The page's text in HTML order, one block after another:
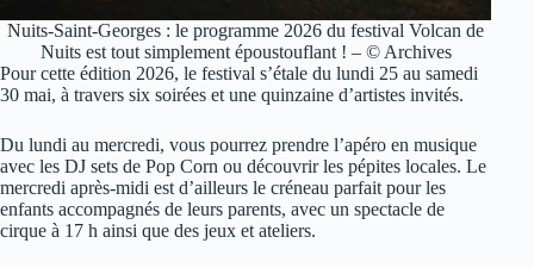
Nuits-Saint-Georges : le programme 2026 du festival Volcan de
Nuits est tout simplement époustouflant ! – © Archives
Pour cette édition 2026, le festival s’étale du lundi 25 au samedi
30 mai, à travers six soirées et une quinzaine d’artistes invités.
Du lundi au mercredi, vous pourrez prendre l’apéro en musique
avec les DJ sets de Pop Corn ou découvrir les pépites locales. Le
mercredi après-midi est d’ailleurs le créneau parfait pour les
enfants accompagnés de leurs parents, avec un spectacle de
cirque à 17 h ainsi que des jeux et ateliers.